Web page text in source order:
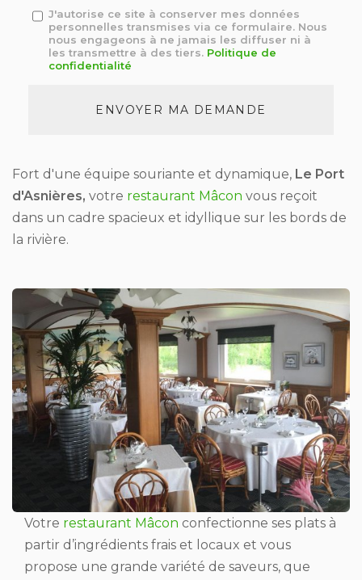
Message
J'autorise ce site à conserver mes données
personnelles transmises via ce formulaire. Nous
nous engageons à ne jamais les diffuser ni à
les transmettre à des tiers. Politique de
confidentialité
ENVOYER MA DEMANDE
Fort d'une équipe souriante et dynamique, Le Port
d'Asnières, votre restaurant Mâcon vous reçoit
dans un cadre spacieux et idyllique sur les bords de
la rivière.
Votre restaurant Mâcon confectionne ses plats à
partir d’ingrédients frais et locaux et vous
propose une grande variété de saveurs, que